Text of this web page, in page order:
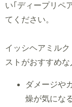
い｢ディープリペ
てください。
イッシヘアミル
ストがおすすめな
ダメージや
燥が気にな